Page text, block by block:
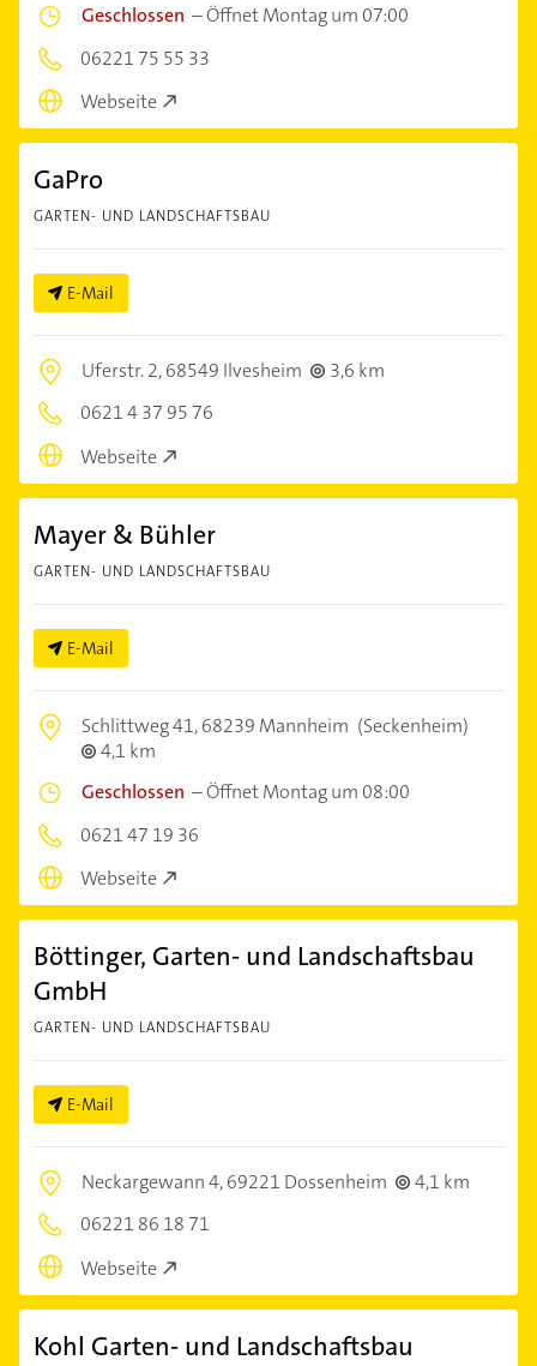
Geschlossen –Öffnet Montag um 07:00
06221 75 55 33
Webseite
GaPro
GARTEN- UND LANDSCHAFTSBAU
E-Mail
Uferstr. 2,68549 Ilvesheim
3,6 km
0621 4 37 95 76
Webseite
Mayer & Bühler
GARTEN- UND LANDSCHAFTSBAU
E-Mail
Schlittweg 41,68239 Mannheim (Seckenheim)
4,1 km
Geschlossen –Öffnet Montag um 08:00
0621 47 19 36
Webseite
Böttinger, Garten- und Landschaftsbau
GmbH
GARTEN- UND LANDSCHAFTSBAU
E-Mail
Neckargewann 4,69221 Dossenheim
4,1 km
06221 86 18 71
Webseite
Kohl Garten- und Landschaftsbau